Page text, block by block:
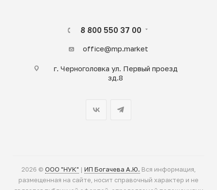
8 800 550 37 00
office@mp.market
г. Черноголовка ул. Первый проезд
зд.8
2026 © ООО "НУК" | ИП Богачева А.Ю. Вся информация,
размещенная на сайте, носит справочный характер и не